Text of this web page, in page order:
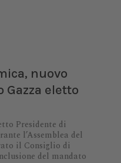
nuovo
Gazza eletto
Presidente di
l’Assemblea del
il Consiglio di
del mandato